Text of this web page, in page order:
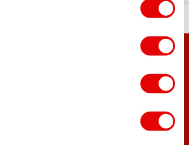
Vóór 15:00 besteld,
de nieuwsbrief en mis nooit meer de beste